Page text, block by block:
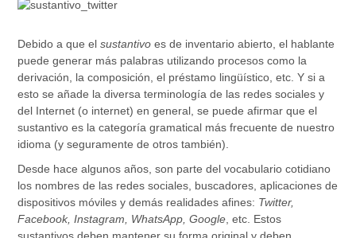
Debido a que elsustantivo es de inventario abierto, el hablante
puede generar más palabras utilizando procesos como la
derivación, la composición, el préstamo lingüístico, etc. Y si a
esto se añade la diversa terminología de las redes sociales y
del Internet (o internet) en general, se puede afirmar que el
sustantivo es la categoría gramatical más frecuente de nuestro
idioma (y seguramente de otros también).
Desde hace algunos años, son parte del vocabulario cotidiano
los nombres de las redes sociales, buscadores, aplicaciones de
dispositivos móviles y demás realidades afines: Twitter,
Facebook, Instagram, WhatsApp, Google , etc. Estos